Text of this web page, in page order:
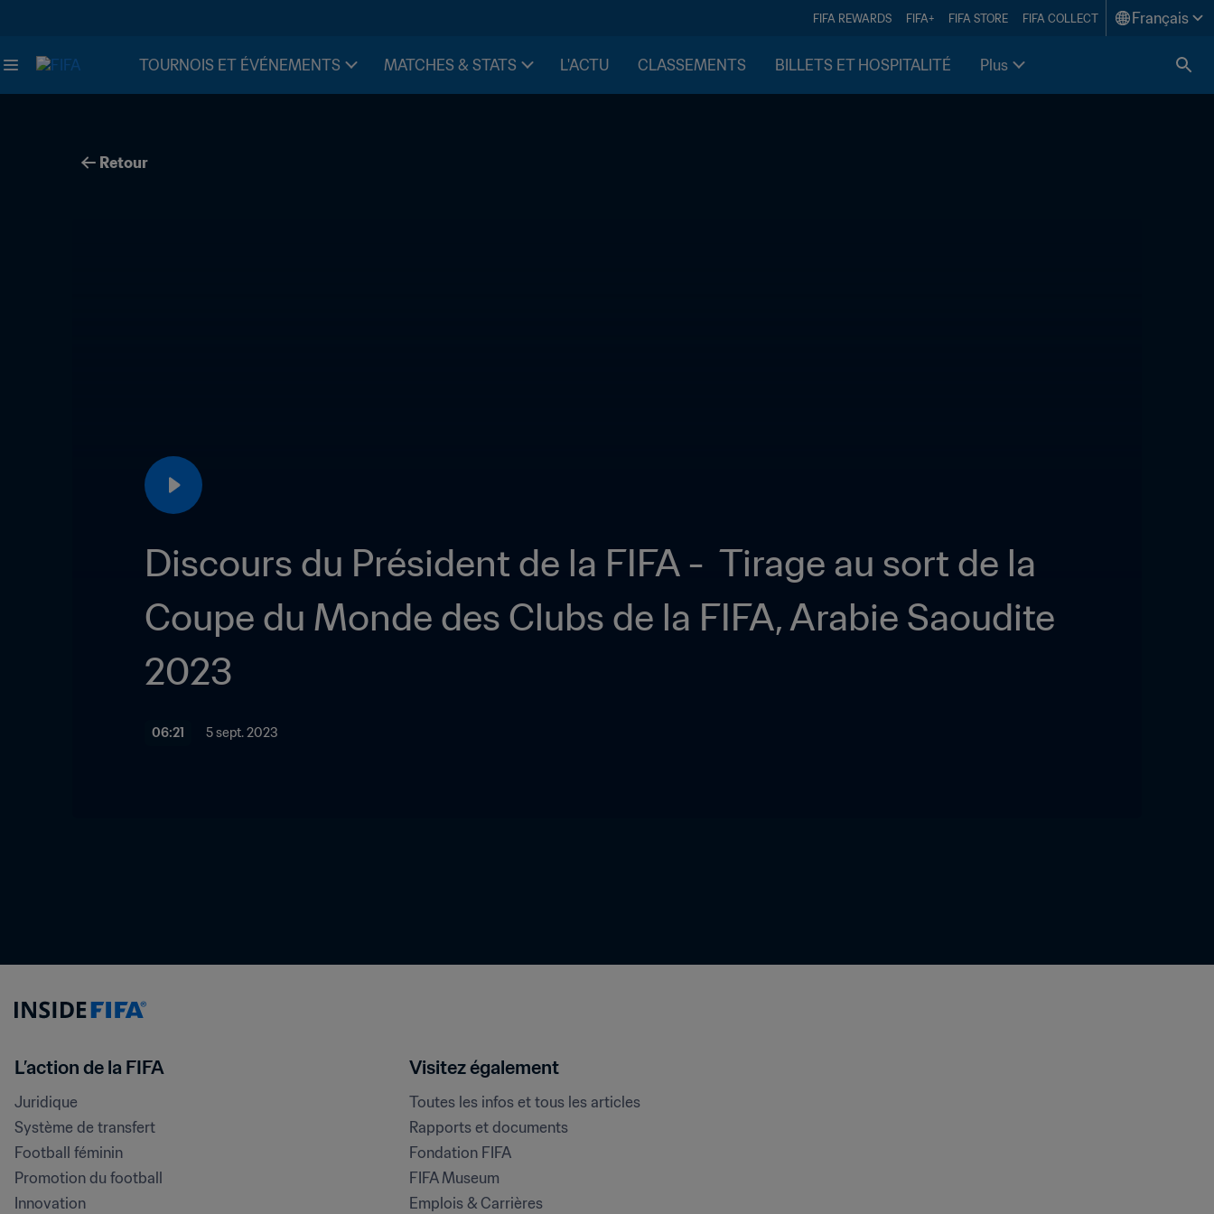
FIFA REWARDS FIFA+ FIFA STORE FIFA COLLECT Français
TOURNOIS ET ÉVÉNEMENTS MATCHES & STATS L'ACTU CLASSEMENTS BILLETS ET HOSPITALITÉ Plus
Retour
Discours du Président de la FIFA -  Tirage au sort de la
Coupe du Monde des Clubs de la FIFA, Arabie Saoudite
2023
06:21 5 sept. 2023
L’action de la FIFA
Juridique
Système de transfert
Football féminin
Promotion du football
Innovation
Visitez également
Toutes les infos et tous les articles
Rapports et documents
Fondation FIFA
FIFA Museum
Emplois & Carrières